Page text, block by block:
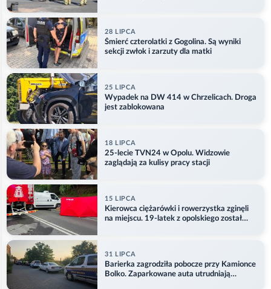
28 LIPCA
Śmierć czterolatki z Gogolina. Są wyniki
sekcji zwłok i zarzuty dla matki
25 LIPCA
Wypadek na DW 414 w Chrzelicach. Droga
jest zablokowana
18 LIPCA
25-lecie TVN24 w Opolu. Widzowie
zaglądają za kulisy pracy stacji
15 LIPCA
Kierowca ciężarówki i rowerzystka zginęli
na miejscu. 19-latek z opolskiego został
31 LIPCA
Barierka zagrodziła pobocze przy Kamionce
Bolko. Zaparkowane auta utrudniają